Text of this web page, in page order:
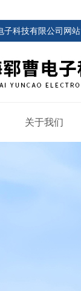
子科技有限公司网站
关于我们